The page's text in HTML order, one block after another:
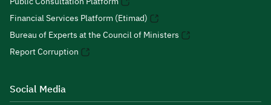
Financial Services Platform (Etimad)
Bureau of Experts at the Council of Ministers
Report Corruption
Social Media